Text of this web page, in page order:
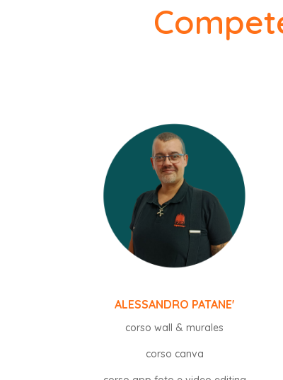
ALESSANDRO PATANE'
corso wall & murales
corso canva